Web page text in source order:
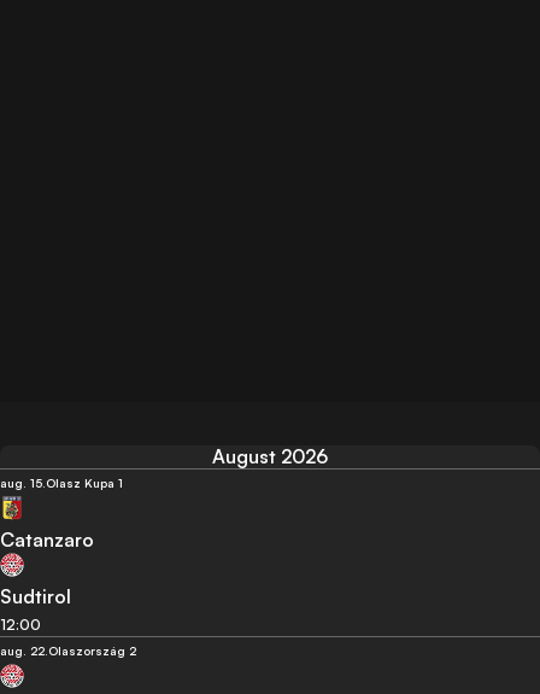
August 2026
aug. 15. Olasz Kupa 1
Catanzaro
Sudtirol
12:00
aug. 22. Olaszország 2